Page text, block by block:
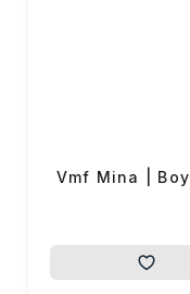
Vmf Mina |